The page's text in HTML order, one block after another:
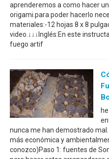
aprenderemos a como hacer
origami.para poder hacerlo
materiales:-12 hojas 8 x 8
video.↓↓↓Inglés:En este
fuego artif
nunca me han demostrado
más económica y
conozco)Paso 1: fuentes de